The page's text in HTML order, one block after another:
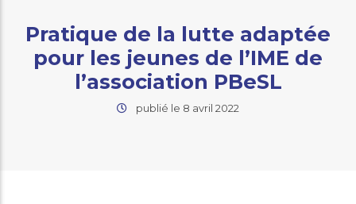
Pratique de la lutte adaptée
pour les jeunes de l’IME de
l’association PBeSL
publié le 8 avril 2022